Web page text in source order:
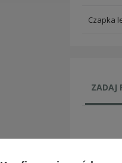
Czapka
ZADAJ